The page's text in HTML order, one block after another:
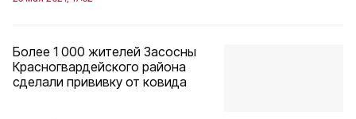
Более 1 000 жителей Засосны
Красногвардейского района
сделали прививку от ковида